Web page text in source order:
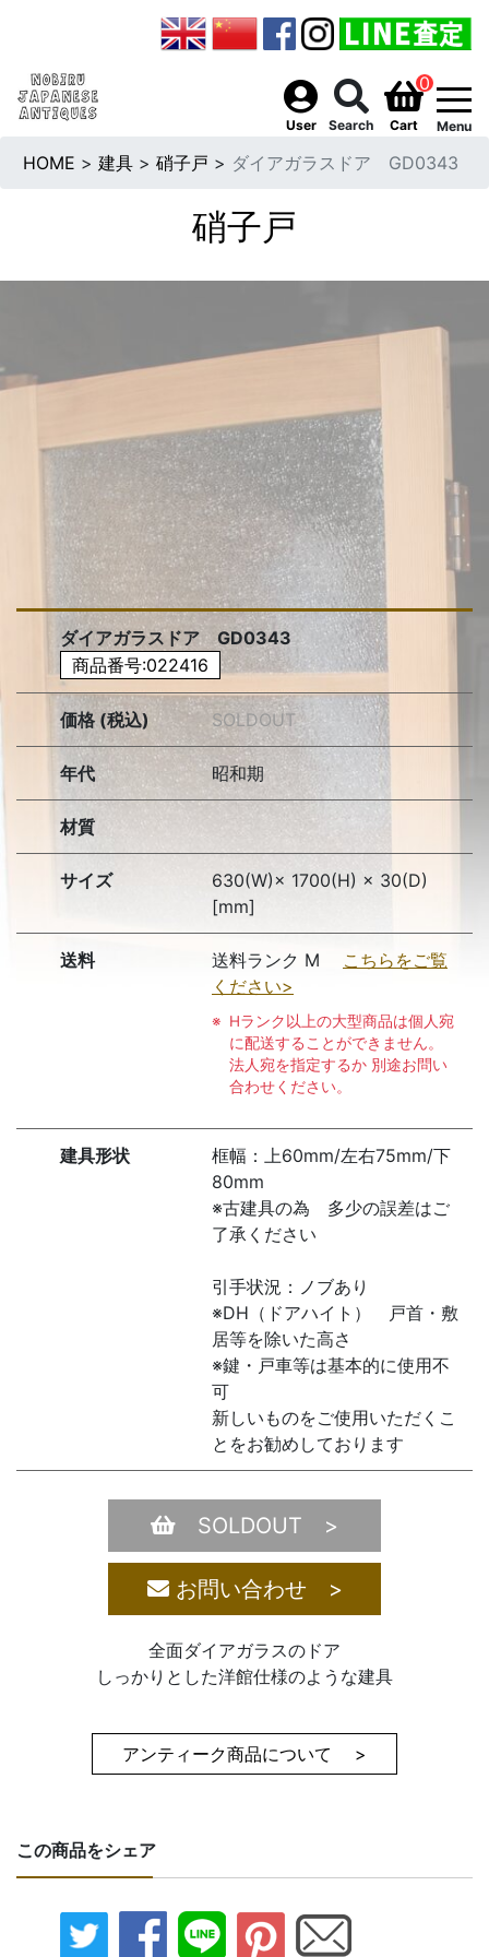
User Search
0
Cart Menu
HOME > 建具 > 硝子戸 > ダイアガラスドア GD0343
硝子戸
ダイアガラスドア GD0343
商品番号:022416
価格 (税込) SOLDOUT
年代 昭和期
材質
サイズ
630(W)× 1700(H) × 30(D)
[mm]
送料 送料ランク M こちらをご覧
ください>
Hランク以上の大型商品は個人宛
に配送することができません。
法人宛を指定するか 別途お問い
合わせください。
建具形状
框幅：上60mm/左右75mm/下
80mm
※古建具の為 多少の誤差はご
了承ください
引手状況：ノブあり
※DH（ドアハイト） 戸首・敷
居等を除いた高さ
※鍵・戸車等は基本的に使用不
可
新しいものをご使用いただくこ
とをお勧めしております
SOLDOUT >
お問い合わせ >
全面ダイアガラスのドア
しっかりとした洋館仕様のような建具
アンティーク商品について >
この商品をシェア